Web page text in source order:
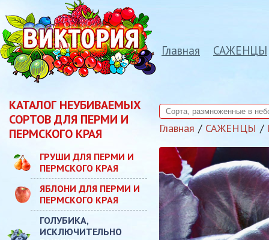
Главная САЖЕНЦЫ
КАТАЛОГ НЕУБИВАЕМЫХ
СОРТОВ ДЛЯ ПЕРМИ И
ПЕРМСКОГО КРАЯ
ГРУШИ ДЛЯ ПЕРМИ И
ПЕРМСКОГО КРАЯ
ЯБЛОНИ ДЛЯ ПЕРМИ И
ПЕРМСКОГО КРАЯ
ГОЛУБИКА,
ИСКЛЮЧИТЕЛЬНО
Главная САЖЕНЦЫ